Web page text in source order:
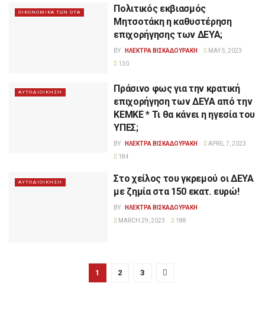
ΟΙΚΟΝΟΜΙΚΑ ΤΩΝ ΟΤΑ
Πολιτικός εκβιασμός
Μητσοτάκη η καθυστέρηση
επιχορήγησης των ΔΕΥΑ;
BY ΗΛΕΚΤΡΑ ΒΙΣΚΑΔΟΥΡΑΚΗ
MAY 5, 2023
130
ΑΥΤΟΔΙΟΙΚΗΣΗ
Πράσινο φως για την κρατική
επιχορήγηση των ΔΕΥΑ από την
ΚΕΜΚΕ * Τι θα κάνει η ηγεσία του
ΥΠΕΣ;
BY ΗΛΕΚΤΡΑ ΒΙΣΚΑΔΟΥΡΑΚΗ
APRIL 7, 2023
184
ΑΥΤΟΔΙΟΙΚΗΣΗ
Στο χείλος του γκρεμού οι ΔΕΥΑ
με ζημία στα 150 εκατ. ευρώ!
BY
ΗΛΕΚΤΡΑ ΒΙΣΚΑΔΟΥΡΑΚΗ
MARCH 29, 2023
188
1 2 3